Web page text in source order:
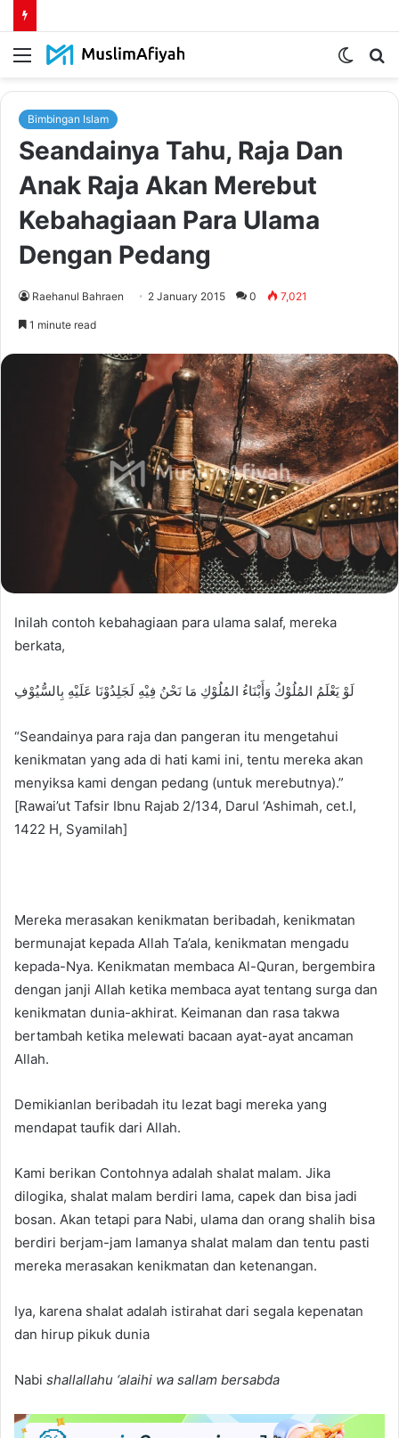
Menu
Switch
Bimbingan Islam
Seandainya Tahu, Raja Dan
Anak Raja Akan Merebut
Kebahagiaan Para Ulama
Dengan Pedang
Raehanul Bahraen 2 January 2015 0 7,021
1 minute read
Inilah contoh kebahagiaan para ulama salaf, mereka
berkata,
لَوْ يَعْلَمُ المُلُوْكُ وَأَبْنَاءُ المُلُوْكِ مَا نَحْنُ فِيْهِ لَجَلِدُوْنَا عَلَيْهِ بِالسُّيُوْفِ
“Seandainya para raja dan pangeran itu mengetahui
kenikmatan yang ada di hati kami ini, tentu mereka akan
menyiksa kami dengan pedang (untuk merebutnya).”
[Rawai’ut Tafsir Ibnu Rajab 2/134, Darul ‘Ashimah, cet.I,
1422 H, Syamilah]
Mereka merasakan kenikmatan beribadah, kenikmatan
bermunajat kepada Allah Ta’ala, kenikmatan mengadu
kepada-Nya. Kenikmatan membaca Al-Quran, bergembira
dengan janji Allah ketika membaca ayat tentang surga dan
kenikmatan dunia-akhirat. Keimanan dan rasa takwa
bertambah ketika melewati bacaan ayat-ayat ancaman
Allah.
Demikianlan beribadah itu lezat bagi mereka yang
mendapat taufik dari Allah.
Kami berikan Contohnya adalah shalat malam. Jika
dilogika, shalat malam berdiri lama, capek dan bisa jadi
bosan. Akan tetapi para Nabi, ulama dan orang shalih bisa
berdiri berjam-jam lamanya shalat malam dan tentu pasti
mereka merasakan kenikmatan dan ketenangan.
Iya, karena shalat adalah istirahat dari segala kepenatan
dan hirup pikuk dunia
Nabi shallallahu ‘alaihi wa sallam bersabda